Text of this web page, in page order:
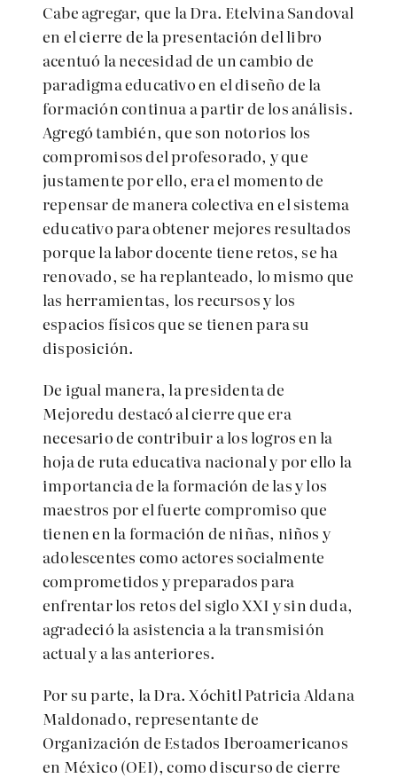
Cabe agregar, que la Dra. Etelvina Sandoval
en el cierre de la presentación del libro
acentuó la necesidad de un cambio de
paradigma educativo en el diseño de la
formación continua a partir de los análisis.
Agregó también, que son notorios los
compromisos del profesorado, y que
justamente por ello, era el momento de
repensar de manera colectiva en el sistema
educativo para obtener mejores resultados
porque la labor docente tiene retos, se ha
renovado, se ha replanteado, lo mismo que
las herramientas, los recursos y los
espacios físicos que se tienen para su
disposición.
De igual manera, la presidenta de
Mejoredu destacó al cierre que era
necesario de contribuir a los logros en la
hoja de ruta educativa nacionaly por ello la
importancia de la formación de las y los
maestros por el fuerte compromiso que
tienen en la formación de niñas, niños y
adolescentes como actores socialmente
comprometidos y preparados para
enfrentar los retos del siglo XXI y sin duda,
agradeció la asistencia a la transmisión
actual y a las anteriores.
Por su parte, la Dra. Xóchitl Patricia Aldana
Maldonado, representante de
Organización de Estados Iberoamericanos
en México (OEI), como discurso de cierre